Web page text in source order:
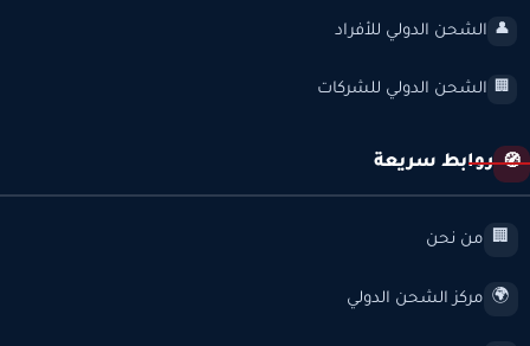
👤 الشحن الدولي للأفراد
🏢 الشحن الدولي للشركات
🧭 روابط سريعة
🏢 من نحن
🌍 مركز الشحن الدولي